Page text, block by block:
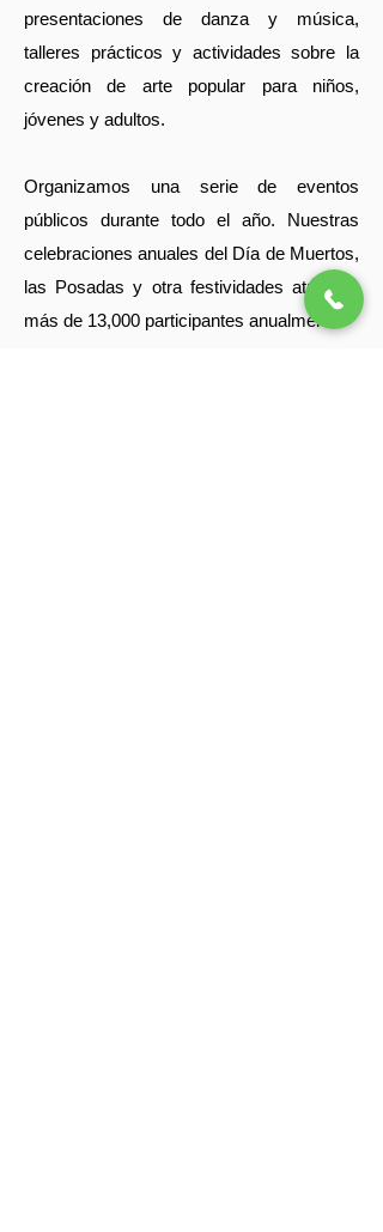
presentaciones de danza y música,
talleres prácticos y actividades sobre la
creación de arte popular para niños,
jóvenes y adultos.
Organizamos una serie de eventos
públicos durante todo el año. Nuestras
celebraciones anuales del Día de Muertos,
las Posadas y otra festividades atraen a
más de 13,000 participantes anualmente.